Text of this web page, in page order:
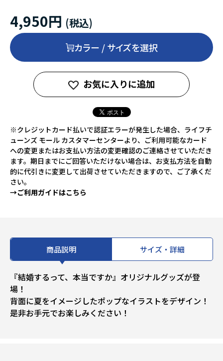
4,950円
カラー / サイズを選択
お気に入りに追加
※クレジットカード払いで認証エラーが発生した場合、ライフチ
ューンズ モール カスタマーセンターより、ご利用可能なカード
への変更またはお支払い方法の変更確認のご連絡させていただき
ます。期日までにご回答いただけない場合は、お支払方法を自動
的に代引きに変更して出荷させていただきますので、ご了承くだ
さい。
→ご利用ガイドはこちら
商品説明 サイズ・詳細
『結婚するって、本当ですか』オリジナルグッズが登
場！
背面に夏をイメージしたポップなイラストをデザイン！
是非お手元でお楽しみください！